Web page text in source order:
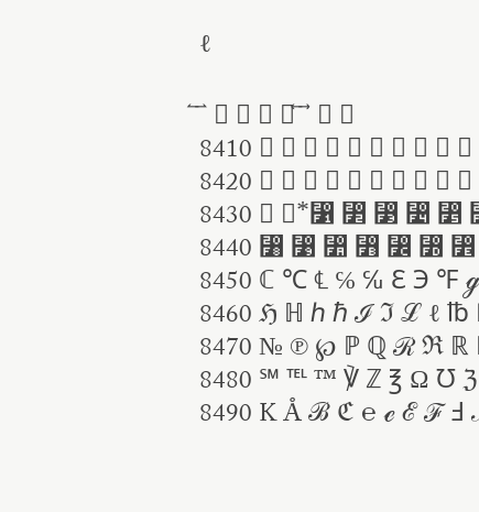
ℓ
⃐ ⃑ ⃒ ⃓ ⃔ ⃕ ⃖ ⃗ ⃘ ⃙
8410 ⃚ ⃛ ⃜ ⃝ ⃞ ⃟ ⃠ ⃡ ⃢ ⃣
8420 ⃤ ⃥ ⃦ ⃧ ⃨ ⃩ ⃪ ⃫ ⃬ ⃭
8430 ⃮ ⃯ ⃰ ⃱ ⃲ ⃳ ⃴ ⃵
8440 ⃸ ⃹ ⃺ ⃻ ⃼ ⃽ ⃾
8450 ℂ ℃ ℄ ℅ ℆ ℇ ℈ ℉
8460 ℌ ℍ ℎ ℏ ℐ ℑ ℒ ℓ ℔
8470 № ℗ ℘ ℙ ℚ ℛ ℜ ℝ
8480 ℠ ℡ ™ ℣ ℤ ℥ Ω ℧ ℨ
8490 K Å ℬ ℭ ℮ ℯ ℰ ℱ